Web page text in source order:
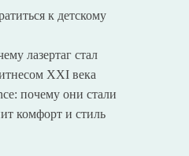
к детскому
лазертаг стал
XXI века
почему они стали
комфорт и стиль